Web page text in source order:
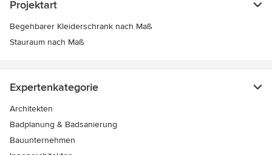
Projektart
Begehbarer Kleiderschrank nach Maß
Stauraum nach Maß
Expertenkategorie
Architekten
Badplanung & Badsanierung
Bauunternehmen